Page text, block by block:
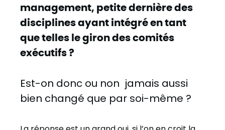
management, petite dernière des
disciplines ayant intégré en tant
que telles le giron des comités
exécutifs ?
Est-on donc ou non jamais aussi
bien changé que par soi-même ?